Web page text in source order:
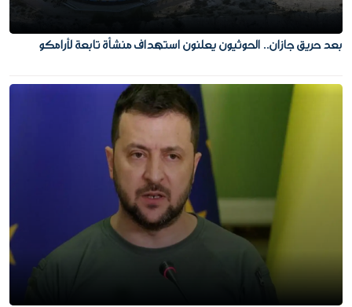
بعد حريق جازان.. الحوثيون يعلنون استهداف منشأة تابعة لأرامكو